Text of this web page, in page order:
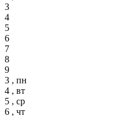
3
4
5
6
7
8
9
3 , пн
4 , вт
5 , ср
6 , чт